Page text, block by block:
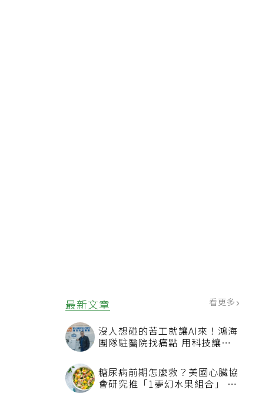
最新文章 看更多
沒人想碰的苦工就讓AI來！鴻海
團隊駐醫院找痛點 用科技讓醫
糖尿病前期怎麼救？美國心臟協
會研究推「1夢幻水果組合」 酪